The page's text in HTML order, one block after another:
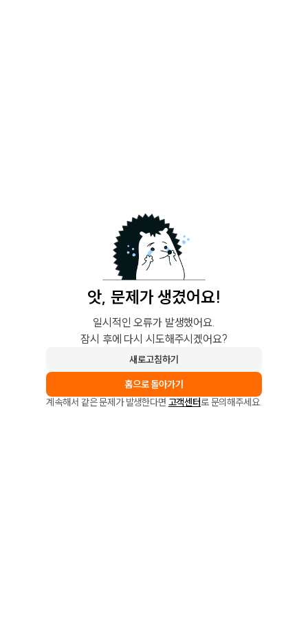
앗, 문제가 생겼어요!
일시적인 오류가 발생했어요.
잠시 후에 다시 시도해주시겠어요?
새로고침하기
홈으로 돌아가기
계속해서 같은 문제가 발생한다면 고객센터로 문의해주세요.